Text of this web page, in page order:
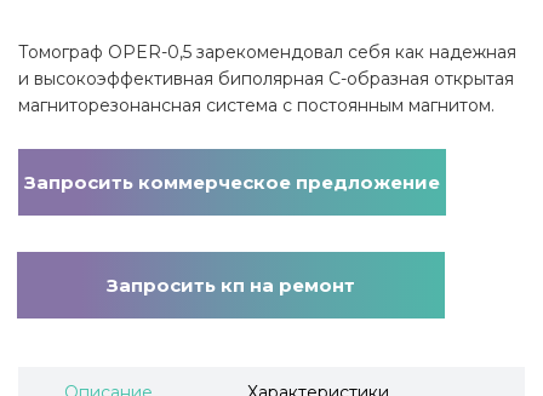
Томограф OPER-0,5 зарекомендовал себя как надежная
и высокоэффективная биполярная С-образная открытая
магниторезонансная система с постоянным магнитом.
Запросить коммерческое предложение
Запросить кп на ремонт